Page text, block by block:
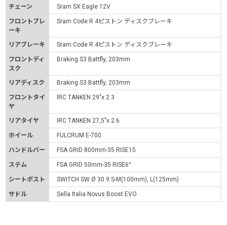
チェーン Sram SX Eagle 12V
フロントブレ
ーキ
Sram Code R 4ピストン ディスクブレーキ
リアブレーキ Sram Code R 4ピストン ディスクブレーキ
フロントディ
スク
Braking S3 Battfly, 203mm
リアディスク Braking S3 Battfly, 203mm
フロントタイ
ヤ
IRC TANKEN 29″x 2.3
リアタイヤ IRC TANKEN 27,5″x 2.6
ホイール FULCRUM E-700
ハンドルバー FSA GRID 800mm-35 RISE15
ステム FSA GRID 50mm-35 RISE6°
シートポスト SWITCH SW Ø 30.9 S-M(100mm), L(125mm)
サドル Sella Italia Novus Boost EVO